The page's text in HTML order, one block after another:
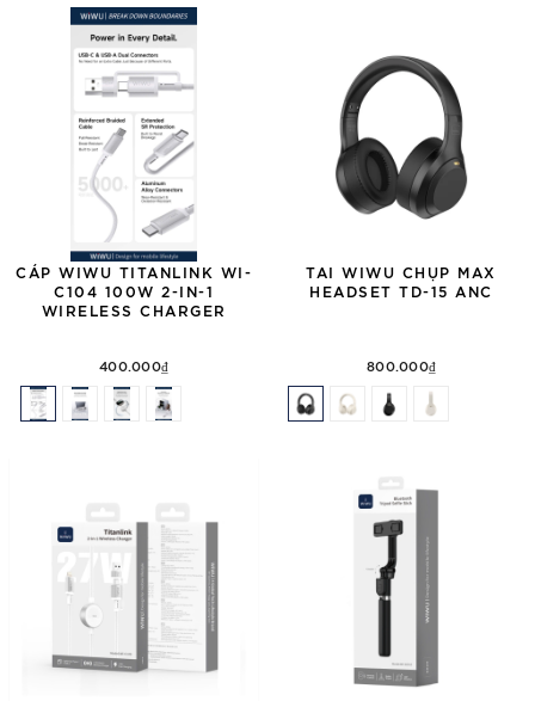
CÁP WIWU TITANLINK WI-
C104 100W 2-IN-1
WIRELESS CHARGER
400.000₫
TAI WIWU CHỤP MAX
HEADSET TD-15 ANC
800.000₫